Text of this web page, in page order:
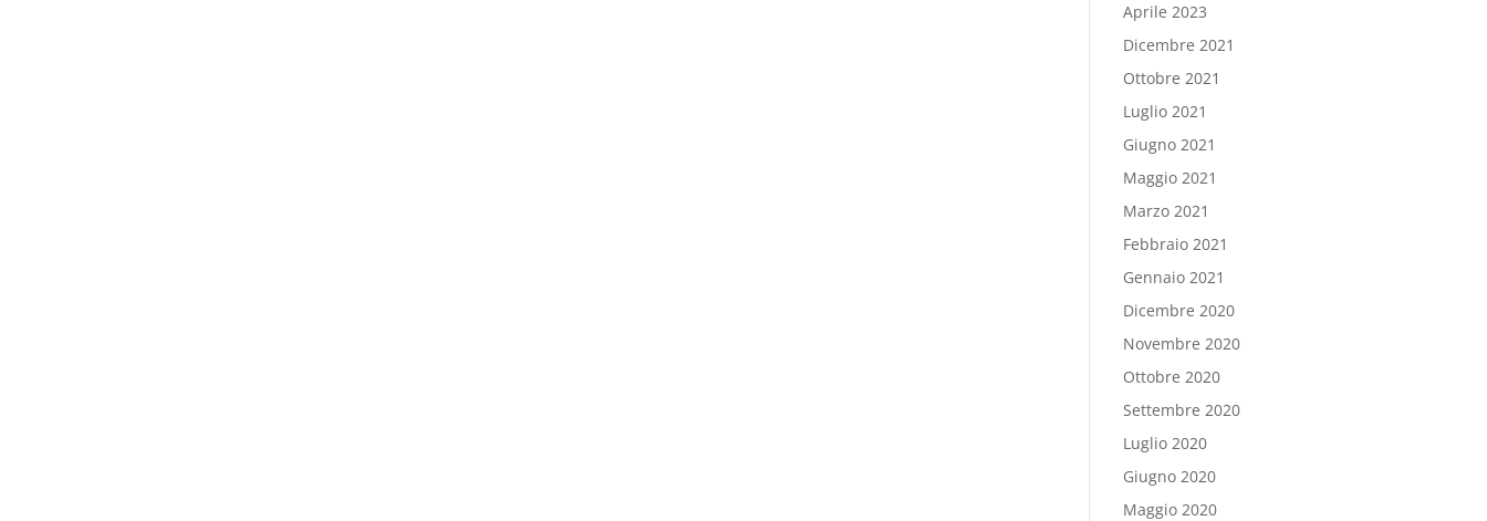
Aprile 2023
Dicembre 2021
Ottobre 2021
Luglio 2021
Giugno 2021
Maggio 2021
Marzo 2021
Febbraio 2021
Gennaio 2021
Dicembre 2020
Novembre 2020
Ottobre 2020
Settembre 2020
Luglio 2020
Giugno 2020
Maggio 2020